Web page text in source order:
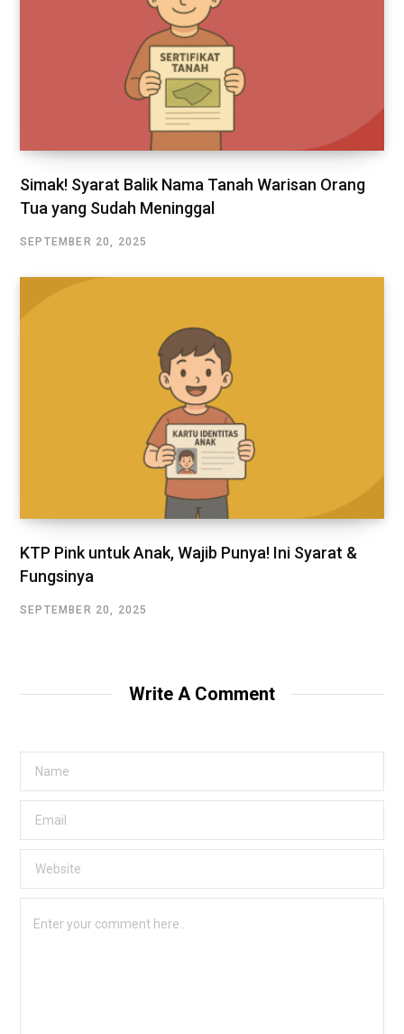
Simak! Syarat Balik Nama Tanah Warisan Orang
Tua yang Sudah Meninggal
SEPTEMBER 20, 2025
KTP Pink untuk Anak, Wajib Punya! Ini Syarat &
Fungsinya
SEPTEMBER 20, 2025
Write A Comment